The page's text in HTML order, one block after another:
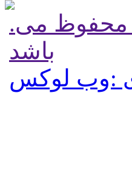
.تمامی حقوق برای پایگاه شهرداری پارس آباد محفوظ می
باشد
:وب لوکس